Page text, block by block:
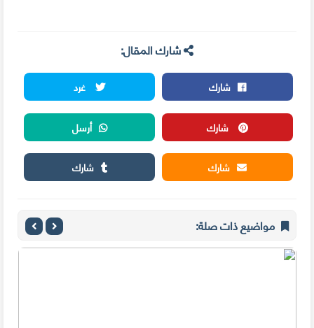
شارك المقال:
شارك
غرد
شارك
أرسل
شارك
شارك
مواضيع ذات صلة: